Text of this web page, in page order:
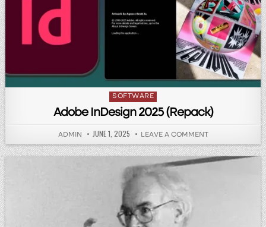
Posted in
SOFTWARE
Adobe InDesign 2025 (Repack)
AUTHOR:
ADMIN PUBLISHED DATE:
JUNE 1, 2025 LEAVE A COMMENTON ADOBE